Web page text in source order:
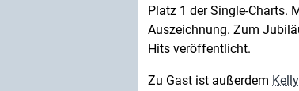
Platz 1 der Single-Charts.
Auszeichnung. Zum
Hits veröffentlicht.
Zu Gast ist außerdem